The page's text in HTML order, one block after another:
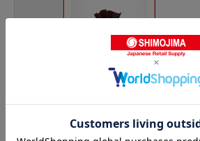
ブラウン 20枚/パック